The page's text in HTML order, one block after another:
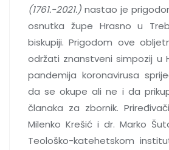
(1761.-2021.) nastao je
osnutka župe Hrasno u
biskupiji. Prigodom ove
održati znanstveni simpozij u
pandemija koronavirusa
da se okupe ali ne i da
članaka za zbornik.
Milenko Krešić i dr. Marko
Teološko-katehetskom